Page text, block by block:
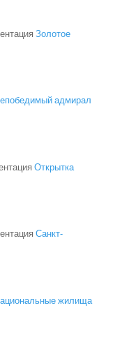
Золотое
адмирал
Открытка
Санкт-
жилища